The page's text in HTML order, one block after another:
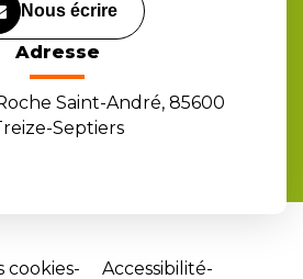
Nous écrire
Adresse
Saint-André, 85600
Septiers
cookies Accessibilité